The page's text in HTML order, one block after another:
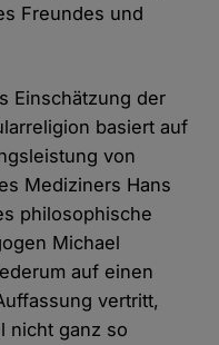
Freundes und
Einschätzung der
basiert auf
von
Mediziners Hans
philosophische
Michael
auf einen
vertritt,
nicht ganz so